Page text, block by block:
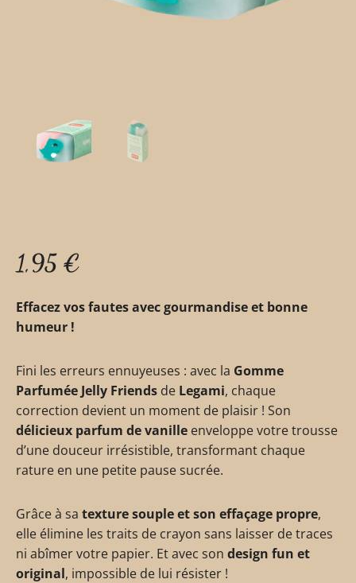
1,95 €
Effacez vos fautes avec gourmandise et bonne
humeur !
Fini les erreurs ennuyeuses : avec la Gomme
Parfumée Jelly Friends de Legami, chaque
correction devient un moment de plaisir ! Son
délicieux parfum de vanille enveloppe votre trousse
d’une douceur irrésistible, transformant chaque
rature en une petite pause sucrée.
Grâce à sa texture souple et son effaçage propre,
elle élimine les traits de crayon sans laisser de traces
ni abîmer votre papier. Et avec son design fun et
original, impossible de lui résister !